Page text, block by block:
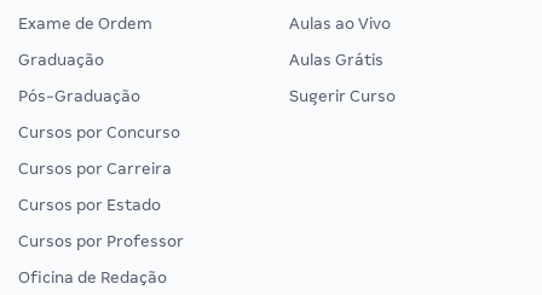
Exame de Ordem
Graduação
Pós-Graduação
Cursos por Concurso
Cursos por Carreira
Cursos por Estado
Cursos por Professor
Oficina de Redação
Aulas ao Vivo
Aulas Grátis
Sugerir Curso